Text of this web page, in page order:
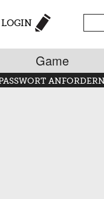
LOGIN
Game
ANFORDERN